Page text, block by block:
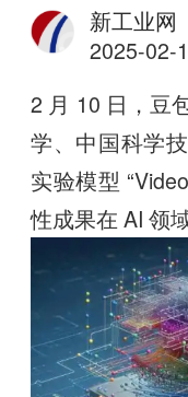
新工业网
2025-02-
2 月 10 日，豆
学、中国科学
实验模型
性成果在 AI 领